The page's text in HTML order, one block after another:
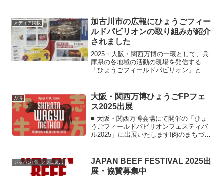
メディア掲載
加古川市の広報にひょうごフィー
ルドパビリオンの取り組みが紹介
されました
2025・大阪・関西万博の一環として、兵
庫県の各地域の活動の現場を発信する
「ひょうごフィールドパビリオン」とす
ィールドパビリオンの取り組みとして
「150年の歴史から紡ぎ...
万博
大阪・関西万博ひょうごFPフェ
ス2025出展
■ 大阪・関西万博会場にて開催の「ひょ
うごフィールドパビリオンフェスティバ
ル2025」に出展いたします!肉のまちづく
ごフィールドパビリオンフェスティバル
202...
ジャパンビーフフェスティバル
JAPAN BEEF FESTIVAL 2025出
展・協賛募集中